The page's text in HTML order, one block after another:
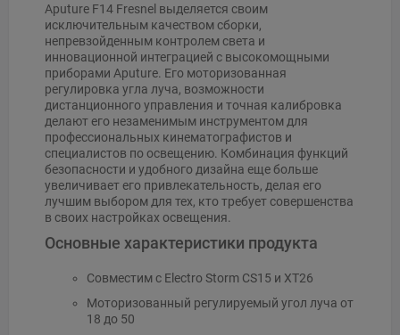
Aputure F14 Fresnel выделяется своим
исключительным качеством сборки,
непревзойденным контролем света и
инновационной интеграцией с высокомощными
приборами Aputure. Его моторизованная
регулировка угла луча, возможности
дистанционного управления и точная калибровка
делают его незаменимым инструментом для
профессиональных кинематографистов и
специалистов по освещению. Комбинация функций
безопасности и удобного дизайна еще больше
увеличивает его привлекательность, делая его
лучшим выбором для тех, кто требует совершенства
в своих настройках освещения.
Основные характеристики продукта
Совместим с Electro Storm CS15 и XT26
Моторизованный регулируемый угол луча от
18 до 50